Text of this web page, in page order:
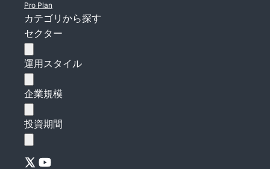
Pro Plan
カテゴリから探す
セクター
運用スタイル
企業規模
投資期間